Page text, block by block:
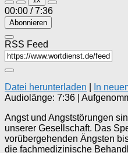
Episode
Episode
00:00 / 7:36
Abonnieren
RSS Feed
Datei herunterladen In
Audiolänge: 7:36
Angst und Angststörungen
unserer Gesellschaft. Das
vorübergehenden Ängsten
die fachmedizinische